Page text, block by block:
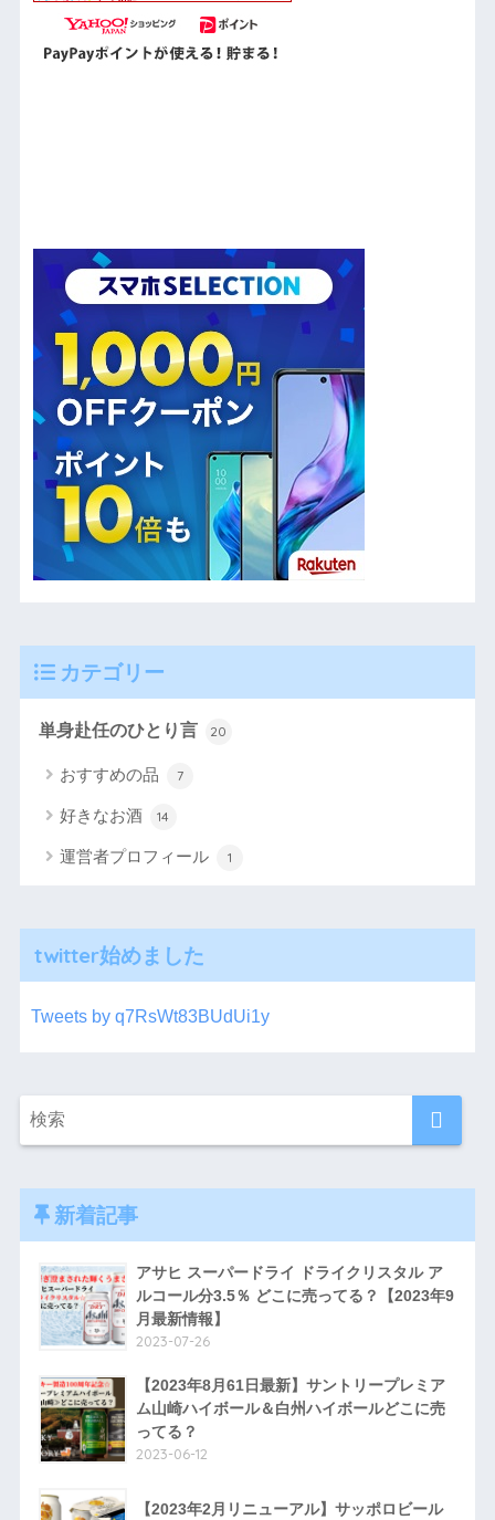
カテゴリー
単身赴任のひとり言 20
おすすめの品 7
好きなお酒 14
運営者プロフィール 1
twitter始めました
Tweets by q7RsWt83BUdUi1y
新着記事
アサヒ スーパードライ ドライクリスタル ア
ルコール分3.5％ どこに売ってる？【2023年9
月最新情報】
2023-07-26
【2023年8月61日最新】サントリープレミア
ム山崎ハイボール＆白州ハイボールどこに売
ってる？
2023-06-12
【2023年2月リニューアル】サッポロビール